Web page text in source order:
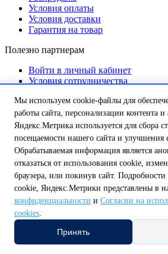
Условия оплаты
Условия доставки
Гарантия на товар
Полезно партнерам
Войти в личный кабинет
Условия сотрудничества
Уставные документы
Телефон для связи:
8 (800) 250-58-57 +7 (4712) 99-99-90 +7
Заказать звонок
Электронный адрес:
shop@tt46.ru
Мы принимаем к оплате:
Мы используем cookie-файлы для
работы сайта, персонализации контента и
Яндекс.Метрика используется для сбора
посещаемости нашего сайта и улучшения
Обрабатываемая информация является
отказаться от использования cookie,
браузера, или покинув сайт.
cookie, Яндекс.Метрики представлены в
конфиденциальности и Согласии на
cookies.
Принять